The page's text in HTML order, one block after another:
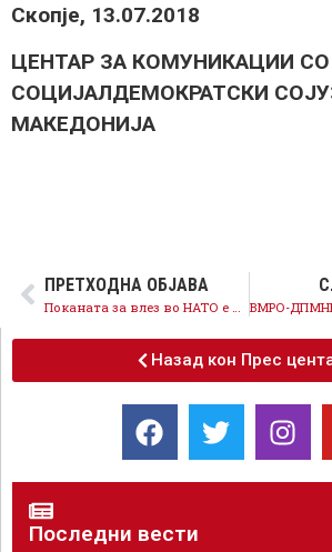
Скопје, 13.07.2018
ЦЕНТАР ЗА КОМУНИКАЦИИ
СОЦИЈАЛДЕМОКРАТСКИ
МАКЕДОНИЈА
ПРЕТХОДНА ОБЈАВА
Поканата за влез во НАТО е историски успех, Македонија оди напред!
Назад кон Прес
Последни вести